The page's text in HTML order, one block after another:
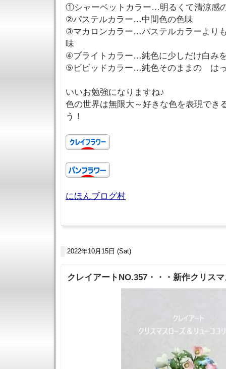
①シャーベットカラー…明るくて清涼感
②パステルカラー…中間色の色味
③マカロンカラー…パステルカラーより
味
④ブライトカラー…純色に少しだけ白み
⑤ビビッドカラー…純色そのままの は
いいお勉強になりますね♪
色の世界は無限大～好きな色を表現でき
う！
にほんブログ村
2022年10月15日 (Sat)
クレイアートNO.357・・・新作クリス